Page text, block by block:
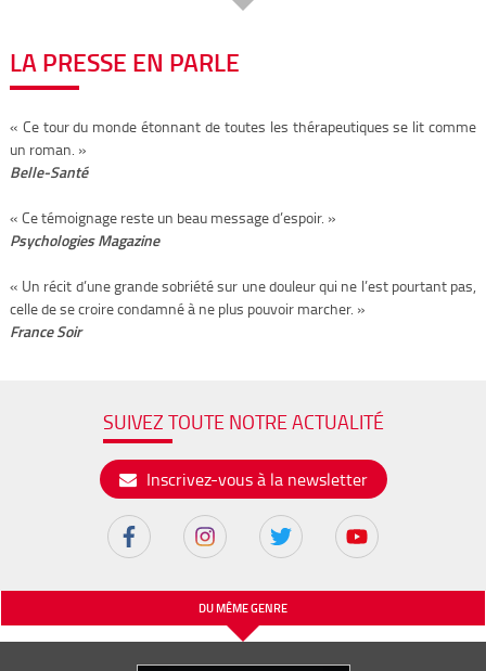
LA PRESSE EN PARLE
« Ce tour du monde étonnant de toutes les thérapeutiques se lit comme
un roman. »
Belle-Santé
« Ce témoignage reste un beau message d’espoir. »
Psychologies Magazine
« Un récit d’une grande sobriété sur une douleur qui ne l’est pourtant pas,
celle de se croire condamné à ne plus pouvoir marcher. »
France Soir
SUIVEZ TOUTE NOTRE ACTUALITÉ
Inscrivez-vous à la newsletter
DU MÊME GENRE